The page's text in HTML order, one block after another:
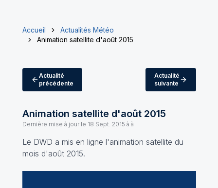
Accueil
Actualités Météo
Animation satellite d'août 2015
Actualité
précédente
Actualité
suivante
Animation satellite d'août 2015
Dernière mise à jour le 18 Sept. 2015 à à
Le DWD a mis en ligne l'animation satellite du
mois d'août 2015.